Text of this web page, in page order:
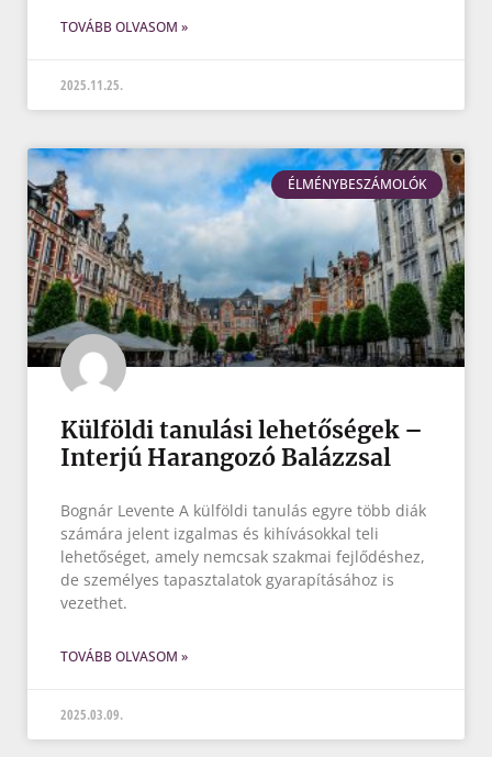
TOVÁBB OLVASOM »
2025.11.25.
ÉLMÉNYBESZÁMOLÓK
Külföldi tanulási lehetőségek –
Interjú Harangozó Balázzsal
Bognár Levente A külföldi tanulás egyre több diák
számára jelent izgalmas és kihívásokkal teli
lehetőséget, amely nemcsak szakmai fejlődéshez,
de személyes tapasztalatok gyarapításához is
vezethet.
TOVÁBB OLVASOM »
2025.03.09.